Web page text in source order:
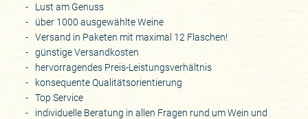
Lust am Genuss
über 1000 ausgewählte Weine
Versand in Paketen mit maximal 12 Flaschen!
günstige Versandkosten
hervorragendes Preis-Leistungsverhältnis
konsequente Qualitätsorientierung
Top Service
individuelle Beratung in allen Fragen rund um Wein und